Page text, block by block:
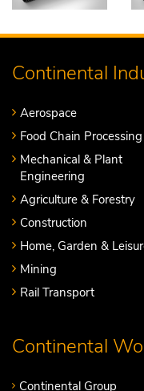
Continental
Aerospace
Food Chain Processing
Mechanical & Plant
Engineering
Agriculture & Forestry
Construction
Home, Garden &
Mining
Rail Transport
Continental
Continental Group